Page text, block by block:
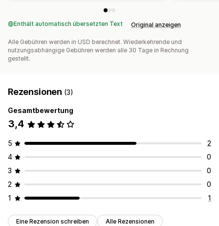
Enthält automatisch übersetzten Text Original anzeigen
Alle Gebühren werden in USD berechnet. Wiederkehrende und
nutzungsabhängige Gebühren werden alle 30 Tage in Rechnung
gestellt.
Rezensionen (3)
Gesamtbewertung
3,4
5
2
4
0
3
0
2
0
1
1
Eine Rezension schreiben Alle Rezensionen